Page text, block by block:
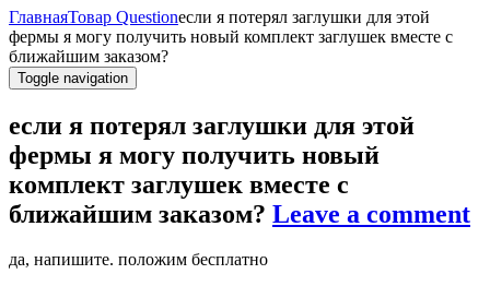
ГлавнаяТовар Questionесли я потерял заглушки для этой
фермы я могу получить новый комплект заглушек вместе с
ближайшим заказом?
Toggle navigation
если я потерял заглушки для этой
фермы я могу получить новый
комплект заглушек вместе с
ближайшим заказом? Leave a comment
да, напишите. положим бесплатно